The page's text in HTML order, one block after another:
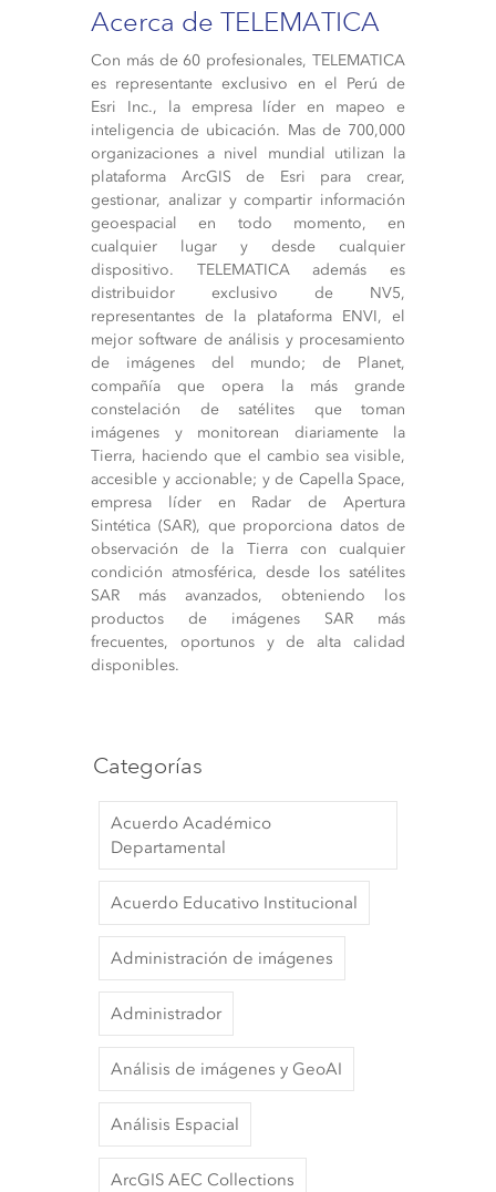
Acerca de TELEMATICA
Con más de 60 profesionales, TELEMATICA
es representante exclusivo en el Perú de
Esri Inc., la empresa líder en mapeo e
inteligencia de ubicación. Mas de 700,000
organizaciones a nivel mundial utilizan la
plataforma ArcGIS de Esri para crear,
gestionar, analizar y compartir información
geoespacial en todo momento, en
cualquier lugar y desde cualquier
dispositivo. TELEMATICA además es
distribuidor exclusivo de NV5,
representantes de la plataforma ENVI, el
mejor software de análisis y procesamiento
de imágenes del mundo; de Planet,
compañía que opera la más grande
constelación de satélites que toman
imágenes y monitorean diariamente la
Tierra, haciendo que el cambio sea visible,
accesible y accionable; y de Capella Space,
empresa líder en Radar de Apertura
Sintética (SAR), que proporciona datos de
observación de la Tierra con cualquier
condición atmosférica, desde los satélites
SAR más avanzados, obteniendo los
productos de imágenes SAR más
frecuentes, oportunos y de alta calidad
disponibles.
Categorías
Acuerdo Académico
Departamental
Acuerdo Educativo Institucional
Administración de imágenes
Administrador
Análisis de imágenes y GeoAI
Análisis Espacial
ArcGIS AEC Collections